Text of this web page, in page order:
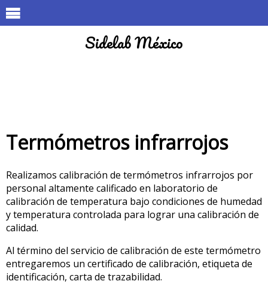
Sidelab México
Termómetros infrarrojos
Realizamos calibración de termómetros infrarrojos por
personal altamente calificado en laboratorio de
calibración de temperatura bajo condiciones de humedad
y temperatura controlada para lograr una calibración de
calidad.
Al término del servicio de calibración de este termómetro
entregaremos un certificado de calibración, etiqueta de
identificación, carta de trazabilidad.